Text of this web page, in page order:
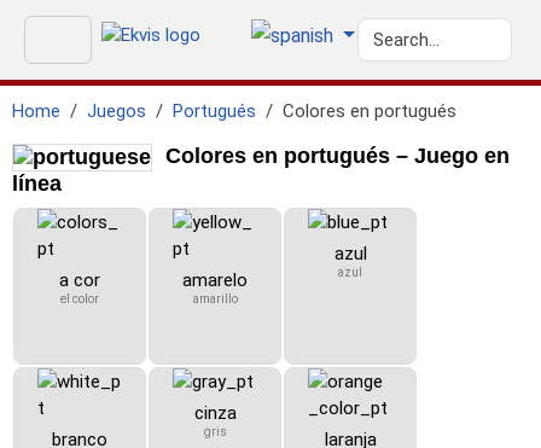
Home Juegos Portugués Colores en portugués
Colores en portugués – Juego en
línea
a cor
el color
amarelo
amarillo
azul
azul
branco
cinza
gris laranja